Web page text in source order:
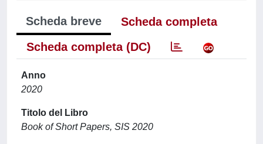
Scheda breve
Scheda completa
Scheda completa (DC)
Anno
2020
Titolo del Libro
Book of Short Papers, SIS 2020